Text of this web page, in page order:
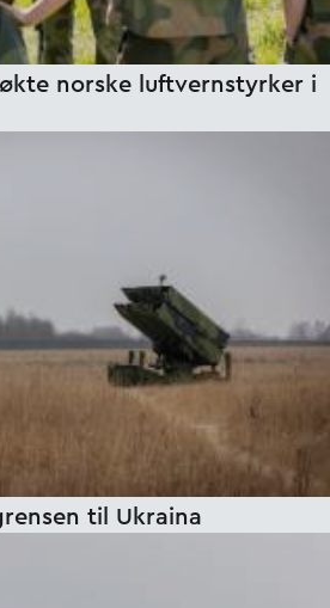
norske luftvernstyrker i
til Ukraina